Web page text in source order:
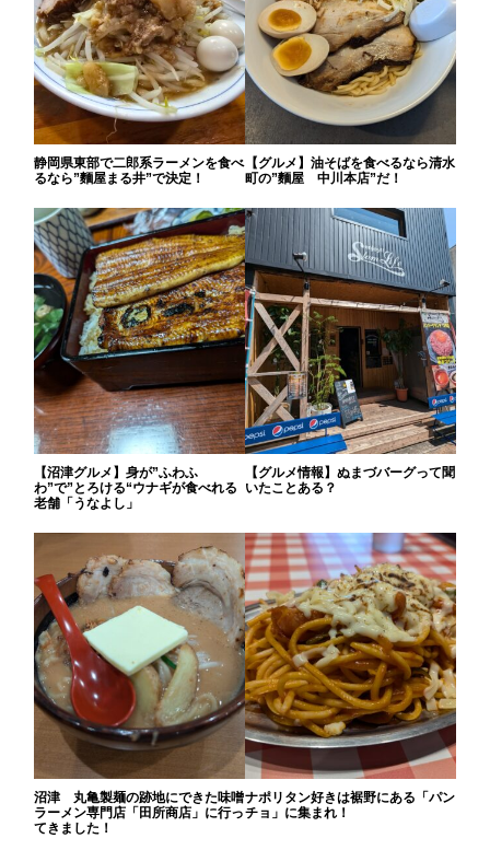
静岡県東部で二郎系ラーメンを食べ
るなら”麵屋まる井”で決定！
【グルメ】油そばを食べるなら清水
町の”麵屋 中川本店”だ！
【沼津グルメ】身が”ふわふ
わ”で”とろける“ウナギが食べれる
老舗「うなよし」
【グルメ情報】ぬまづバーグって聞
いたことある？
沼津 丸亀製麺の跡地にできた味噌
ラーメン専門店「田所商店」に行っ
てきました！
ナポリタン好きは裾野にある「パン
チョ」に集まれ！